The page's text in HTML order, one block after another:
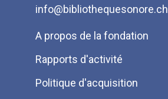
info@bibliothequesonore.ch
Menu
Pied
de
page
A propos de la fondation
Rapports d'activité
Politique d'acquisition